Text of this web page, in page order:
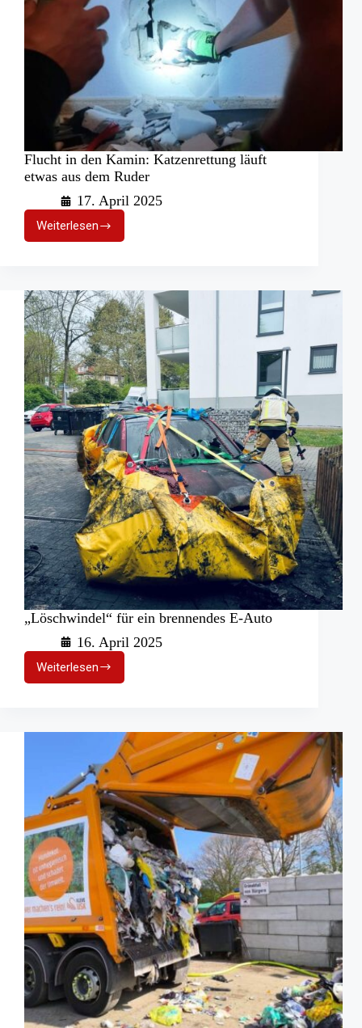
Flucht in den Kamin: Katzenrettung läuft
etwas aus dem Ruder
17. April 2025
Weiterlesen
Flucht
in
Katzenrettung
läuft
etwas
aus
dem
Ruder
„Löschwindel“ für ein brennendes E-Auto
16. April 2025
Weiterlesen„Löschwindel“
für
E-